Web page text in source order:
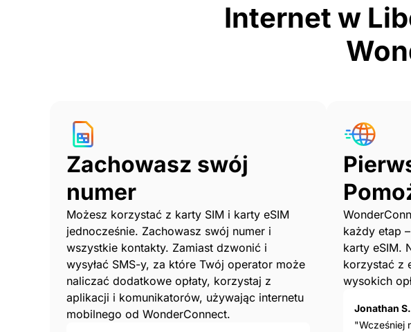
Internet w
Zachowasz swój
numer
Możesz korzystać z karty SIM i karty eSIM
jednocześnie. Zachowasz swój numer i
wszystkie kontakty. Zamiast dzwonić i
wysyłać SMS-y, za które Twój operator może
naliczać dodatkowe opłaty, korzystaj z
aplikacji i komunikatorów, używając internetu
mobilnego od WonderConnect.
każdy etap
karty eSIM.
korzystać z
wysokich
Jonathan
"Wcześniej